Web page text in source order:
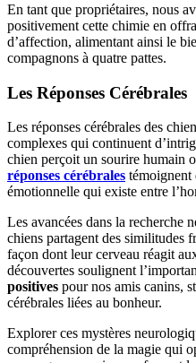
En tant que propriétaires, nous
positivement cette chimie en
d’affection, alimentant ainsi le
compagnons à quatre pattes.
Les Réponses Cérébrales
Les réponses cérébrales des
complexes qui continuent
chien perçoit un sourire humain
réponses cérébrales témoignent
émotionnelle qui existe entre
Les avancées dans la recherche
chiens partagent des similitudes
façon dont leur cerveau réagit
découvertes soulignent
positives pour nos amis canins,
cérébrales liées au bonheur.
Explorer ces mystères
compréhension de la magie qui